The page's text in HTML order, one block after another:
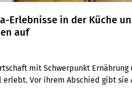
Erlebnisse in der Küche
auf
mit Schwerpunkt Ernährung
erlebt. Vor ihrem Abschied gibt